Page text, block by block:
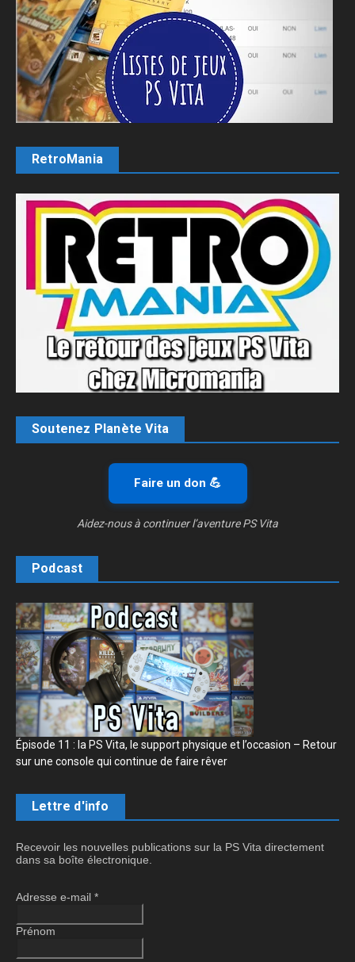
RetroMania
Soutenez Planète Vita
Faire un don 💪
Aidez-nous à continuer l’aventure PS Vita
Podcast
Épisode 11 : la PS Vita, le support physique et l’occasion – Retour
sur une console qui continue de faire rêver
Lettre d'info
Recevoir les nouvelles publications sur la PS Vita directement
dans sa boîte électronique.
Adresse e-mail *
Prénom